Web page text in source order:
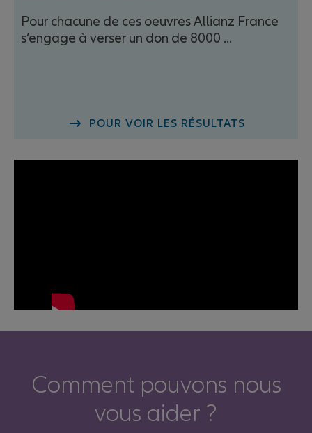
Pour chacune de ces oeuvres Allianz France
s’engage à verser un don de 8000 ...
POUR VOIR LES RÉSULTATS
Comment pouvons nous
vous aider ?